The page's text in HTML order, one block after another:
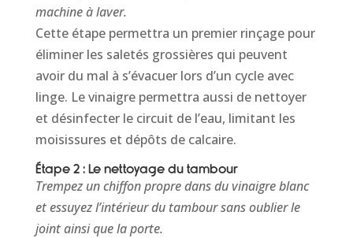
machine à laver.
Cette étape permettra un premier rinçage pour
éliminer les saletés grossières qui peuvent
avoir du mal à s’évacuer lors d’un cycle avec
linge. Le vinaigre permettra aussi de nettoyer
et désinfecter le circuit de l’eau, limitant les
moisissures et dépôts de calcaire.
Étape 2 : Le nettoyage du tambour
Trempez un chiffon propre dans du vinaigre blanc
et essuyez l’intérieur du tambour sans oublier le
joint ainsi que la porte.